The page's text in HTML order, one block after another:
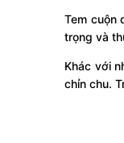
Tem cuộn
trọng và
Khác với
chỉn chu.